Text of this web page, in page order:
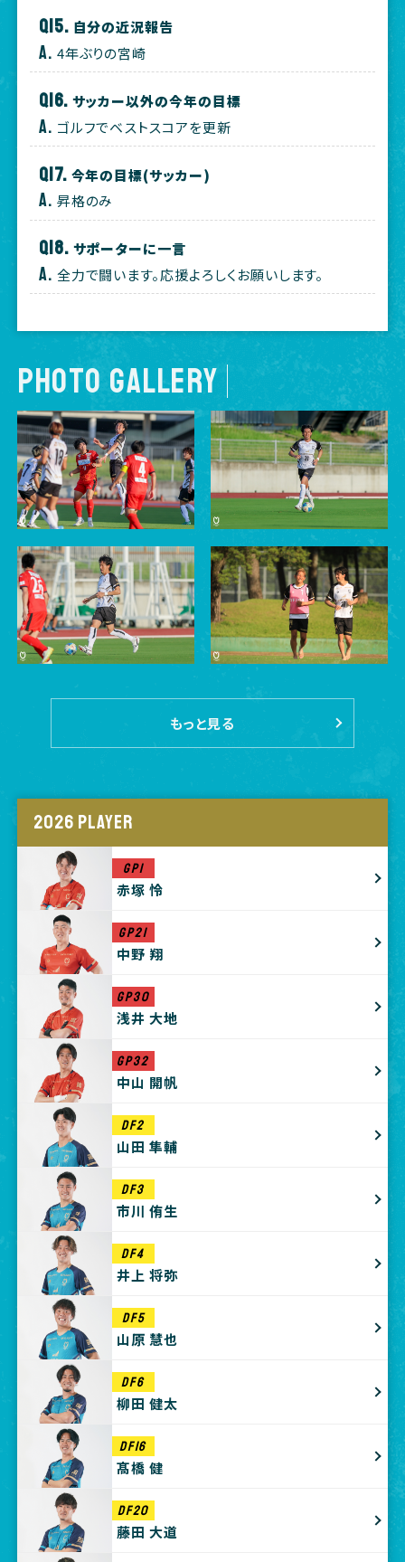
自分の近況報告
4年ぶりの宮崎
サッカー以外の今年の目標
ゴルフでベストスコアを更新
今年の目標(サッカー)
昇格のみ
サポーターに一言
全力で闘います。応援よろしくお願いします。
PHOTO GALLERY
もっと見る
2026 PLAYER
GP1
赤塚 怜
GP21
中野 翔
GP30
浅井 大地
GP32
中山 開帆
DF2
山田 隼輔
DF3
市川 侑生
DF4
井上 将弥
DF5
山原 慧也
DF6
柳田 健太
DF16
髙橋 健
DF20
藤田 大道